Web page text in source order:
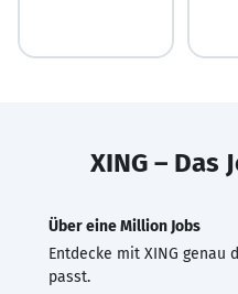
XING – Das
Über eine Million Jobs
Entdecke mit XING genau
passt.